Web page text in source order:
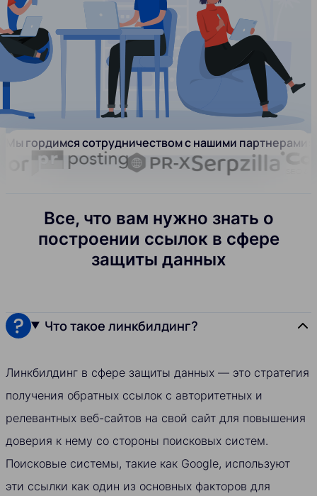
Мы гордимся сотрудничеством с нашими партнерами:
Все, что вам нужно знать о
построении ссылок в сфере
защиты данных
Что такое линкбилдинг?
Линкбилдинг в сфере защиты данных — это стратегия
получения обратных ссылок с авторитетных и
релевантных веб-сайтов на свой сайт для повышения
доверия к нему со стороны поисковых систем.
Поисковые системы, такие как Google, используют
эти ссылки как один из основных факторов для